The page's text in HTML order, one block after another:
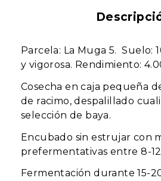
Parcela: La Muga 5. Suelo:
y vigorosa. Rendimiento:
Cosecha en caja pequeña
de racimo, despalillado
selección de baya.
Encubado sin estrujar con
prefermentativas entre 8-
Fermentación durante 15-